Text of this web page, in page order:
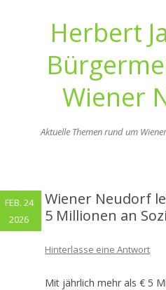
Herbert
Wiener
Aktuelle Themen rund um
Wiener Neudorf
5 Millionen an
Hinterlasse eine Antwort
Mit jährlich mehr als € 5
FEB. 24
2026